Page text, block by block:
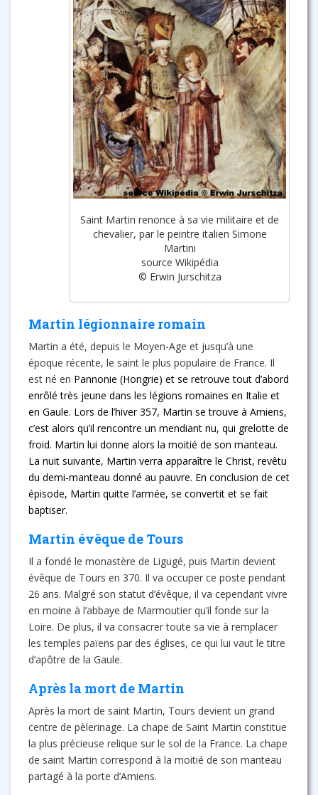
Saint Martin renonce à sa vie militaire et de
chevalier, par le peintre italien Simone
Martini
source Wikipédia
© Erwin Jurschitza
Martin légionnaire romain
Martin a été, depuis le Moyen-Age et jusqu’à une
époque récente, le saint le plus populaire de France. Il
est né en Pannonie (Hongrie) et se retrouve tout d’abord
enrôlé très jeune dans les légions romaines en Italie et
en Gaule. Lors de l’hiver 357, Martin se trouve à Amiens,
c’est alors qu’il rencontre un mendiant nu, qui grelotte de
froid. Martin lui donne alors la moitié de son manteau.
La nuit suivante, Martin verra apparaître le Christ, revêtu
du demi-manteau donné au pauvre. En conclusion de cet
épisode, Martin quitte l’armée, se convertit et se fait
baptiser.
Martin évêque de Tours
Il a fondé le monastère de Ligugé, puis Martin devient
évêque de Tours en 370. Il va occuper ce poste pendant
26 ans. Malgré son statut d’évêque, il va cependant vivre
en moine à l’abbaye de Marmoutier qu’il fonde sur la
Loire. De plus, il va consacrer toute sa vie à remplacer
les temples païens par des églises, ce qui lui vaut le titre
d’apôtre de la Gaule.
Après la mort de Martin
Après la mort de saint Martin, Tours devient un grand
centre de pèlerinage. La chape de Saint Martin constitue
la plus précieuse relique sur le sol de la France. La chape
de saint Martin correspond à la moitié de son manteau
partagé à la porte d’Amiens.